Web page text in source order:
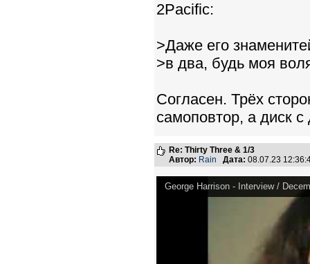
2Pacific:
>Даже его
>в два, будь моя
Согласен. Трёх
самоповтор, а диск
Re: Thirty Three & 1/3
Автор: Rain Дата: 08.07.23
George Harrison - Interview /